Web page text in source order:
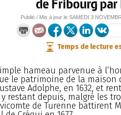
Publié / Mis à jour le SAMEDI 3
Temps de lecture
hameau parvenue à
le patrimoine de la maison
Adolphe, en 1632, et
y restant depuis, malgré les
de Turenne battirent